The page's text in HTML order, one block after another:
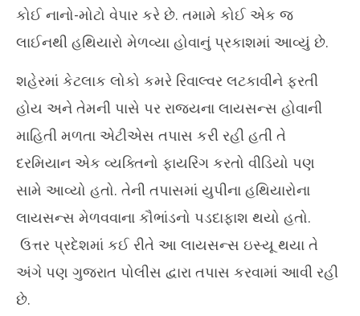
કોઈ નાનો-મોટો વેપાર કરે છે. તમામે કોઈ એક જ
લાઈનથી હથિયારો મેળવ્યા હોવાનું પ્રકાશમાં આવ્યું છે.
શહેરમાં કેટલાક લોકો કમરે રિવાલ્વર લટકાવીને ફરતી
હોય અને તેમની પાસે પર રાજ્યના લાયસન્સ હોવાની
માહિતી મળતા એટીએસ તપાસ કરી રહી હતી તે
દરમિયાન એક વ્યક્તિનો ફાયરિંગ કરતો વીડિયો પણ
સામે આવ્યો હતો. તેની તપાસમાં યુપીના હથિયારોના
લાયસન્સ મેળવવાના કૌભાંડનો પડદાફાશ થયો હતો.
ઉત્તર પ્રદેશમાં કઈ રીતે આ લાયસન્સ ઇસ્યૂ થયા તે
અંગે પણ ગુજરાત પોલીસ દ્વારા તપાસ કરવામાં આવી રહી
છે.